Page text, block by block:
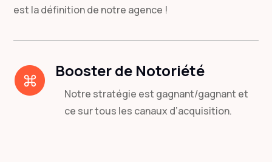
est la définition de notre agence !
Booster de Notoriété
Notre stratégie est gagnant/gagnant et
ce sur tous les canaux d’acquisition.